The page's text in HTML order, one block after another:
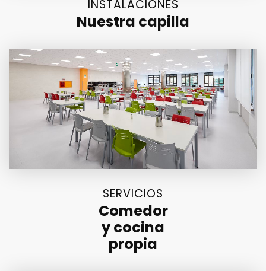
INSTALACIONES
Nuestra capilla
SERVICIOS
Comedor
y cocina
propia